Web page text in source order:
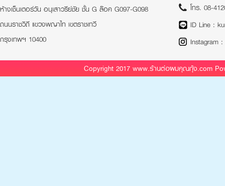
ห้างเช็นเตอร์วัน อนุเสาวรีย์ชัย ชั้น G ล๊อค G097-G098
ถนนราชวิถี แขวงพญาไท เขตราชเทวี
กรุงเทพฯ 10400
โทร. 08-
ID Line :
Instagram
Copyright 2017 www.ร้านต่อผมคุณกุ้ง.com